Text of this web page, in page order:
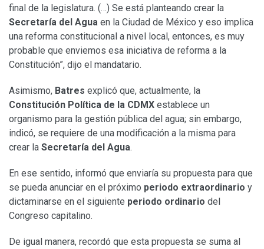
final de la legislatura. (…) Se está planteando crear la
Secretaría del Agua en la Ciudad de México y eso implica
una reforma constitucional a nivel local, entonces, es muy
probable que enviemos esa iniciativa de reforma a la
Constitución”, dijo el mandatario.
Asimismo, Batres explicó que, actualmente, la
Constitución Política de la CDMX establece un
organismo para la gestión pública del agua; sin embargo,
indicó, se requiere de una modificación a la misma para
crear la Secretaría del Agua.
En ese sentido, informó que enviaría su propuesta para que
se pueda anunciar en el próximo periodo extraordinario y
dictaminarse en el siguiente periodo ordinario del
Congreso capitalino.
De igual manera, recordó que esta propuesta se suma al